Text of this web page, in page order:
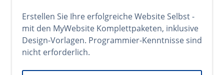
Erstellen Sie Ihre erfolgreiche Website Selbst -
mit den MyWebsite Komplettpaketen, inklusive
Design-Vorlagen. Programmier-Kenntnisse sind
nicht erforderlich.